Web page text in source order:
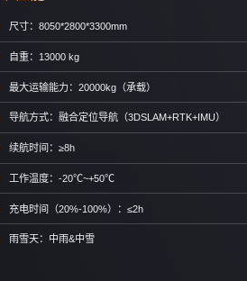
尺寸：8050*2800*3300mm
自重：13000 kg
最大运输能力：20000kg（承载）
导航方式：融合定位导航（3DSLAM+RTK+IMU）
续航时间：≥8h
工作温度：-20℃~+50℃
充电时间（20%-100%）：≤2h
雨雪天：中雨&中雪